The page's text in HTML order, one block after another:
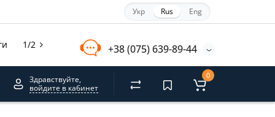
Укр Rus Eng
+38 (075) 639-89-44
1/2
Здравствуйте,
войдите в кабинет
0